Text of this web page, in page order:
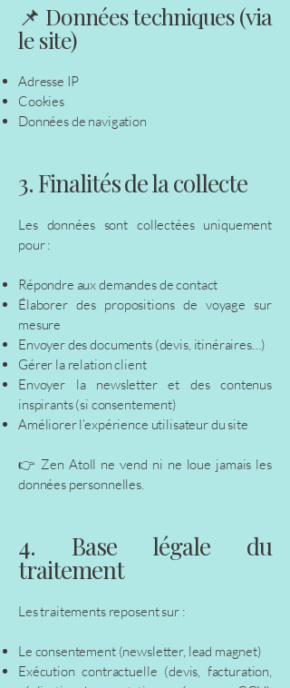
📌 Données techniques (via
le site)
Adresse IP
Cookies
Données de navigation
3. Finalités de la collecte
Les données sont collectées uniquement
pour :
Répondre aux demandes de contact
Élaborer des propositions de voyage sur
mesure
Envoyer des documents (devis, itinéraires…)
Gérer la relation client
Envoyer la newsletter et des contenus
inspirants (si consentement)
Améliorer l’expérience utilisateur du site
👉 Zen Atoll ne vend ni ne loue jamais les
données personnelles.
4. Base légale du
traitement
Les traitements reposent sur :
Le consentement (newsletter, lead magnet)
Exécution contractuelle (devis, facturation,